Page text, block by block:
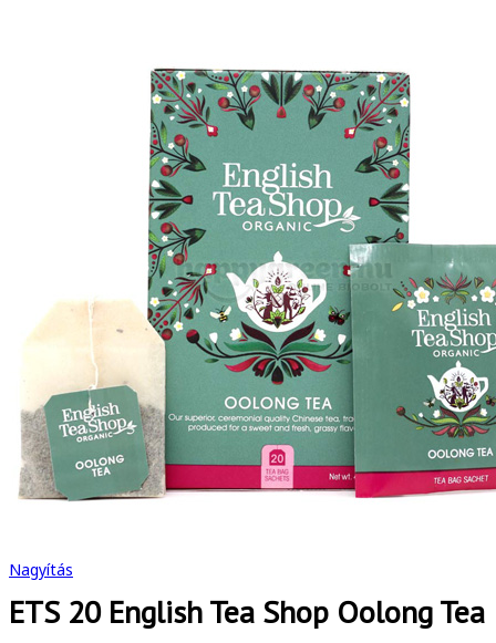
Nagyítás
ETS 20 English Tea Shop Oolong Tea